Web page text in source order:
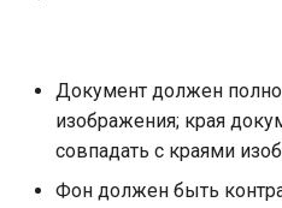
Документ должен
изображения; края
совпадать с краями
Фон должен быть